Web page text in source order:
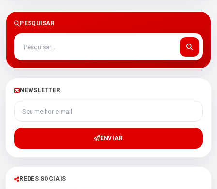
PESQUISAR
NEWSLETTER
Seu melhor e-mail
ENVIAR
REDES SOCIAIS